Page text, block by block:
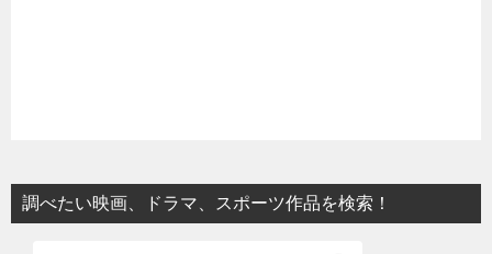
調べたい映画、ドラマ、スポーツ作品を検索！